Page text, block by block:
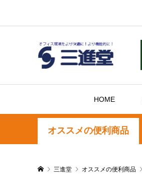
HOME
オススメの便利商品
三進堂 オススメの便利商品